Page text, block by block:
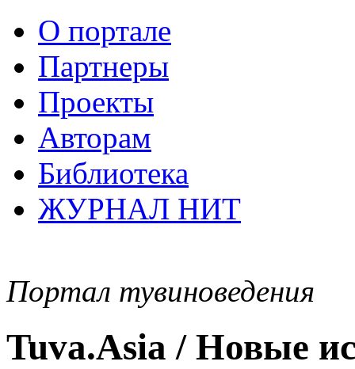
О портале
Партнеры
Проекты
Авторам
Библиотека
ЖУРНАЛ НИТ
Портал тувиноведения
Tuva.Asia / Новые